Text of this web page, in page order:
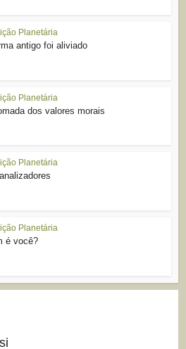
Planetária
antigo foi aliviado
Planetária
dos valores morais
Planetária
Planetária
é você?